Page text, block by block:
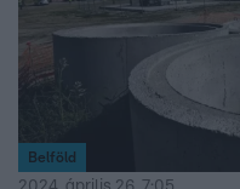
Belföld